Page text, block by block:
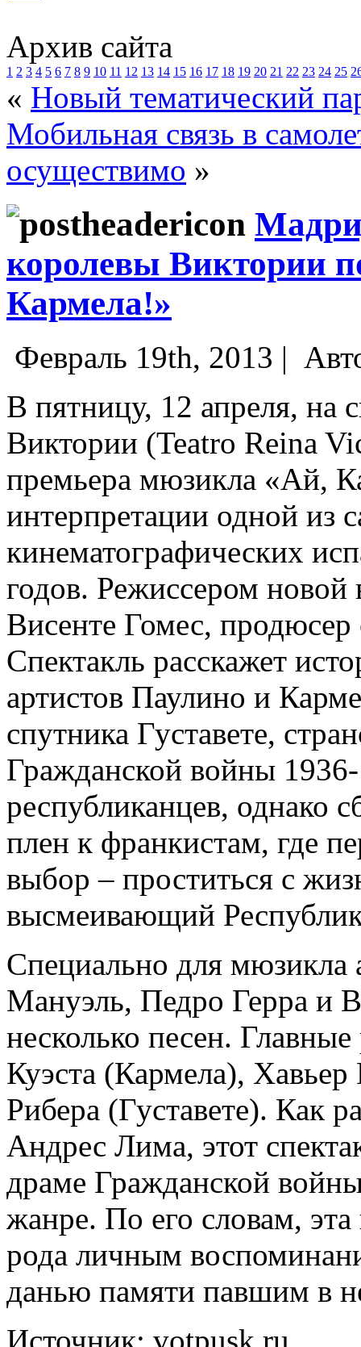
Архив сайта
1 2 3 4 5 6 7 8 9 10 11 12 13 14 15 16 17 18 19 20 21 22 23 24 25
« Новый тематический
Мобильная связь в
осуществимо »
королевы Виктории
Кармела!»
Февраль 19th, 2013 |
В пятницу, 12 апреля, на
Виктории (Teatro Reina
премьера мюзикла «Ай,
интерпретации одной из
кинематографических
годов. Режиссером новой
Висенте Гомес,
Спектакль расскажет
артистов Паулино и
спутника Густавете,
Гражданской войны
республиканцев, однако
плен к франкистам, где
выбор – проститься с
высмеивающий
Специально для мюзикла
Мануэль, Педро Герра и
несколько песен.
Куэста (Кармела),
Рибера (Густавете). Как
Андрес Лима, этот
драме Гражданской
жанре. По его словам, эта
рода личным
данью памяти павшим в
Источник: votpusk.ru